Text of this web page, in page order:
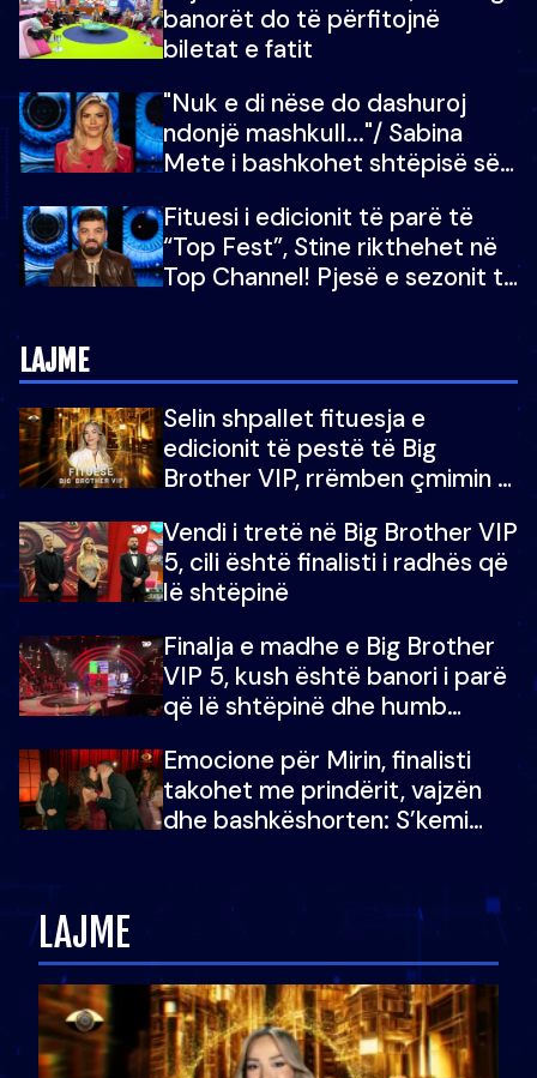
mu copëtua
banorët do të përfitojnë
biletat e fatit
"Nuk e di nëse do dashuroj
ndonjë mashkull..."/ Sabina
Mete i bashkohet shtëpisë së
për në fund!
Fituesi i edicionit të parë të
“Top Fest”, Stine rikthehet në
Top Channel! Pjesë e sezonit të
LAJME
Selin shpallet fituesja e
edicionit të pestë të Big
Brother VIP, rrëmben çmimin e
Vendi i tretë në Big Brother VIP
5, cili është finalisti i radhës që
lë shtëpinë
Finalja e madhe e Big Brother
VIP 5, kush është banori i parë
që lë shtëpinë dhe humb
çmimin e madh
Emocione për Mirin, finalisti
takohet me prindërit, vajzën
dhe bashkëshorten: S’kemi
LAJME